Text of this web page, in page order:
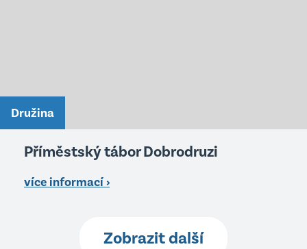
Družina
Příměstský tábor Dobrodruzi
více informací ›
Zobrazit další